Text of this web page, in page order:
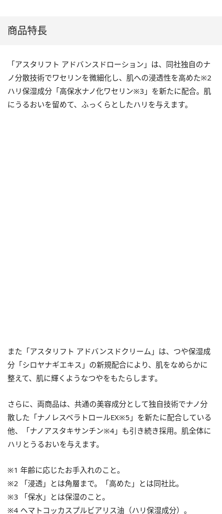
商品特長
「アスタリフト アドバンスドローション」は、同社独自のナ
ノ分散技術でワセリンを微細化し、肌への浸透性を高めた※2
ハリ保湿成分「高保水ナノ化ワセリン※3」を新たに配合。肌
にうるおいを留めて、ふっくらとしたハリを与えます。
また「アスタリフト アドバンスドクリーム」は、つや保湿成
分「シロヤナギエキス」の新規配合により、肌をなめらかに
整えて、肌に輝くようなつやをもたらします。
さらに、両商品は、共通の美容成分として独自技術でナノ分
散した「ナノレスベラトロールEX※5」を新たに配合している
他、「ナノアスタキサンチン※4」も引き続き採用。肌全体に
ハリとうるおいを与えます。
※1 年齢に応じたお手入れのこと。
※2 「浸透」とは角層まで。「高めた」とは同社比。
※3 「保水」とは保湿のこと。
※4 ヘマトコッカスプルビアリス油（ハリ保湿成分）。